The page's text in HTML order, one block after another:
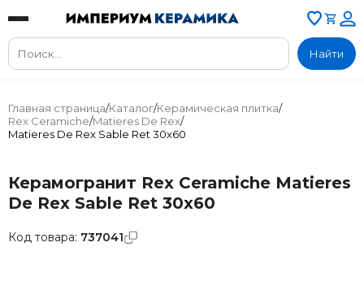
Найти
Главная страница/Каталог/Керамическая плитка/
Rex Ceramiche/Matieres De Rex/
Matieres De Rex Sable Ret 30x60
Керамогранит Rex Ceramiche Matieres
De Rex Sable Ret 30x60
Код товара: 737041